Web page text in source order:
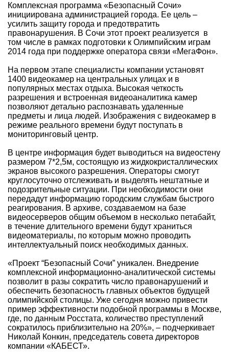
Комплексная программа «Безопасный Сочи»
инициирована администрацией города. Ее цель –
усилить защиту города и предотвратить
правонарушения. В Сочи этот проект реализуется в
том числе в рамках подготовки к Олимпийским играм
2014 года при поддержке оператора связи «МегаФон».
На первом этапе специалисты компании установят
1400 видеокамер на центральных улицах и в
популярных местах отдыха. Высокая четкость
разрешения и встроенная видеоаналитика камер
позволяют детально распознавать удаленные
предметы и лица людей. Изображения с видеокамер в
режиме реального времени будут поступать в
мониторинговый центр.
В центре информация будет выводиться на видеостену
размером 7*2,5м, состоящую из жидкокристаллических
экранов высокого разрешения. Операторы смогут
круглосуточно отслеживать и выделять нештатные и
подозрительные ситуации. При необходимости они
передадут информацию городским службам быстрого
реагирования. В архиве, создаваемом на базе
видеосерверов общим объемом в несколько петабайт,
в течение длительного времени будут храниться
видеоматериалы, по которым можно проводить
интеллектуальный поиск необходимых данных.
«Проект “Безопасный Сочи” уникален. Внедрение
комплексной информационно-аналитической системы
позволит в разы сократить число правонарушений и
обеспечить безопасность главных объектов будущей
олимпийской столицы. Уже сегодня можно привести
пример эффективности подобной программы в Москве,
где, по данным Росстата, количество преступлений
сократилось приблизительно на 20%», – подчеркивает
Николай Конкин, председатель совета директоров
компании «КАБЕСТ».